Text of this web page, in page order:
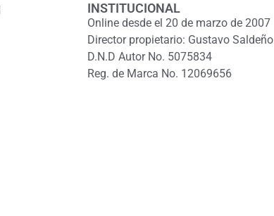
INSTITUCIONAL
Online desde el 20 de marzo de 2007
Director propietario: Gustavo Saldeño
D.N.D Autor No. 5075834
Reg. de Marca No. 12069656